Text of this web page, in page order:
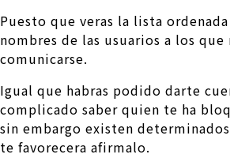
Puesto que veras la lista
nombres de las usuarios a los que
comunicarse.
Igual que habras podido darte
complicado saber quien te ha
sin embargo existen
te favorecera afirmalo.